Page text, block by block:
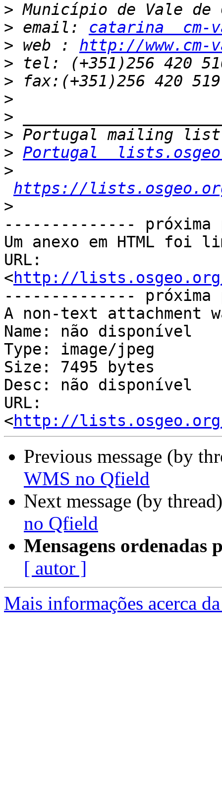
>
> email: catarina  cm-
> web : http://www.cm-
>
>
>
>
>
> Portugal
>
https://
>
--------------
Um anexo em HTML foi
URL:
<http://lists.osgeo.org/
--------------
A non-text attachment
Name: não disponível
Type: image/jpeg
Size: 7495 bytes
Desc: não disponível
URL:
<http://lists.osgeo.org/
Previous message (by
WMS no Qfield
Next message (by
no Qfield
Mensagens ordenadas
[ autor ]
Mais informações acerca